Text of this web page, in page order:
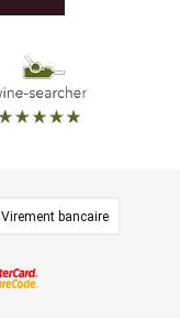
Virement bancaire